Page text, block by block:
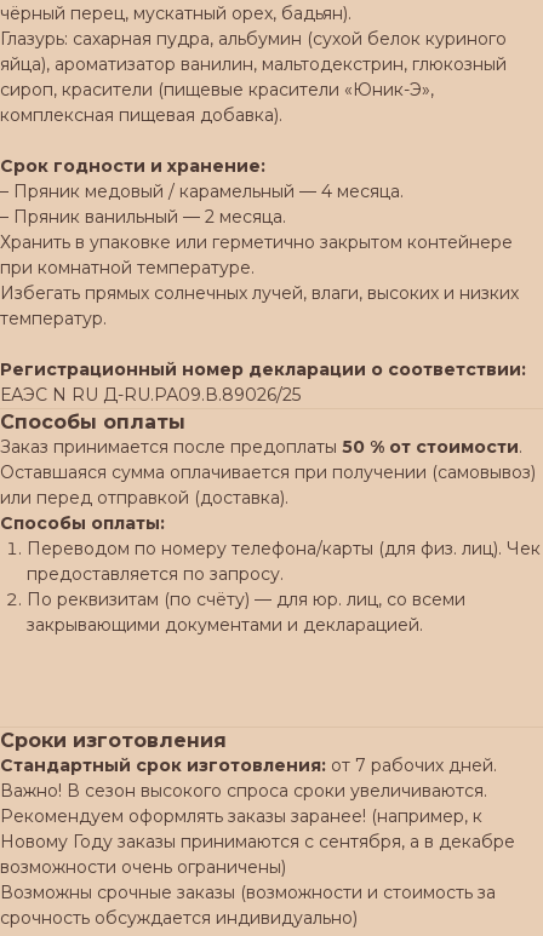
чёрный перец, мускатный орех, бадьян).
Глазурь: сахарная пудра, альбумин (сухой белок куриного
яйца), ароматизатор ванилин, мальтодекстрин, глюкозный
сироп, красители (пищевые красители «Юник-Э»,
комплексная пищевая добавка).
Срок годности и хранение:
– Пряник медовый / карамельный — 4 месяца.
– Пряник ванильный — 2 месяца.
Хранить в упаковке или герметично закрытом контейнере
при комнатной температуре.
Избегать прямых солнечных лучей, влаги, высоких и низких
температур.
Регистрационный номер декларации о соответствии:
ЕАЭС N RU Д-RU.РА09.В.89026/25
Способы оплаты
Заказ принимается после предоплаты 50 % от стоимости.
Оставшаяся сумма оплачивается при получении (самовывоз)
или перед отправкой (доставка).
Способы оплаты:
Переводом по номеру телефона/карты (для физ. лиц). Чек
предоставляется по запросу.
По реквизитам (по счёту) — для юр. лиц, со всеми
закрывающими документами и декларацией.
Сроки изготовления
Стандартный срок изготовления: от 7 рабочих дней.
Важно! В сезон высокого спроса сроки увеличиваются.
Рекомендуем оформлять заказы заранее! (например, к
Новому Году заказы принимаются с сентября, а в декабре
возможности очень ограничены)
Возможны срочные заказы (возможности и стоимость за
срочность обсуждается индивидуально)